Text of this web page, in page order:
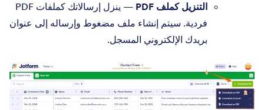
التنزيل كملف PDF
— ينزل إرسالاتك كملفات PDF
فردية. سيتم إنشاء ملف مضغوط وإرساله إلى عنوان
بريدك الإلكتروني المسجل.